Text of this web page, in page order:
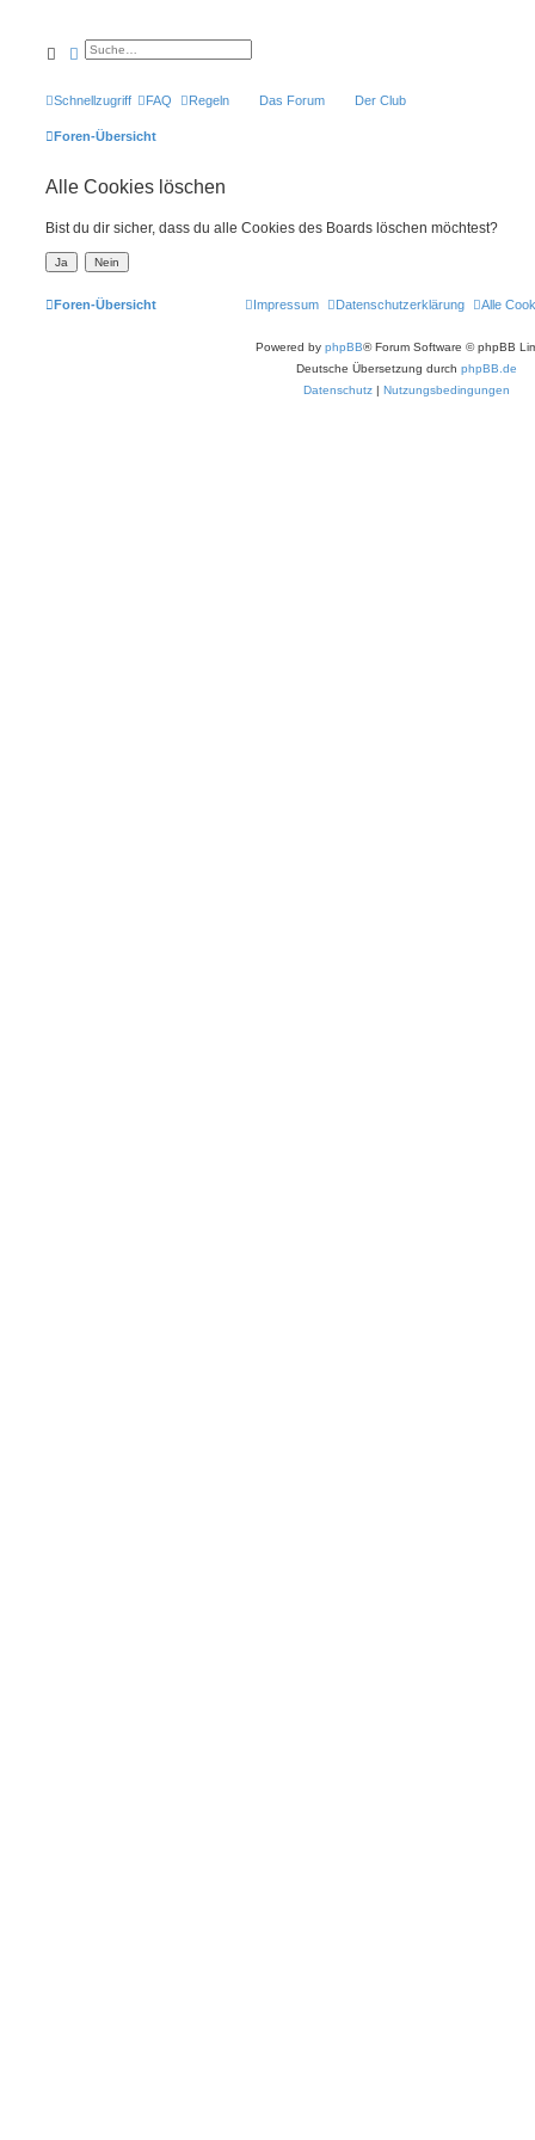
SucheErweiterte Suche
Schnellzugriff FAQ Regeln Das Forum Der Club
Foren-Übersicht
Alle Cookies löschen
Bist du dir sicher, dass du alle Cookies des Boards löschen möchtest?
Foren-Übersicht Alle
Datenschutzerklärung
Impressum
Powered by phpBB® Forum Software © phpBB
Deutsche Übersetzung durch phpBB.de
Datenschutz | Nutzungsbedingungen